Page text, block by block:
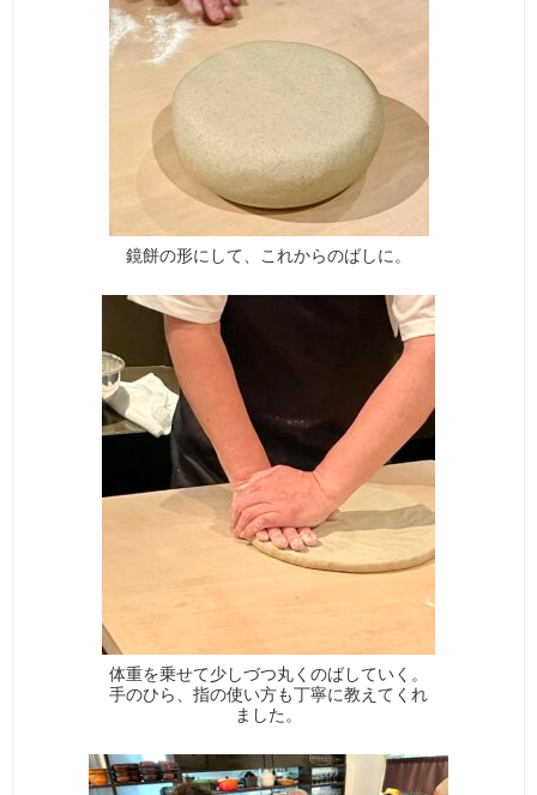
鏡餅の形にして、これからのばしに。
体重を乗せて少しづつ丸くのばしていく。
手のひら、指の使い方も丁寧に教えてくれ
ました。